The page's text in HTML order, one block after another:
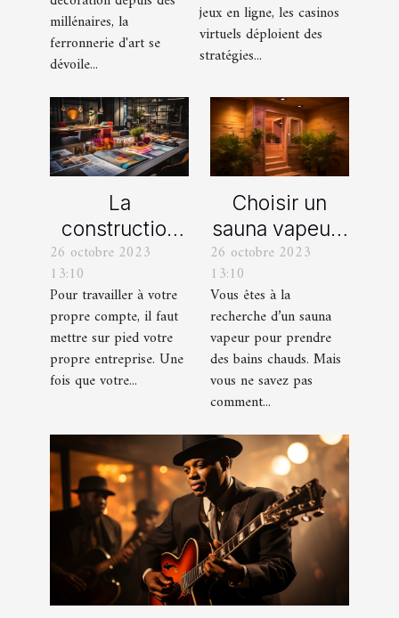
millénaires, la
ferronnerie d'art se
dévoile...
ligne
jeux en ligne, les casinos
virtuels déploient des
stratégies...
La
construction
d’une identité
d’entreprise :
que faut-il en
savoir ?
26 octobre 2023
13:10
Pour travailler à votre
propre compte, il faut
mettre sur pied votre
propre entreprise. Une
fois que votre...
Choisir un
sauna vapeur :
comment s’y
prendre ?
26 octobre 2023
13:10
Vous êtes à la
recherche d’un sauna
vapeur pour prendre
des bains chauds. Mais
vous ne savez pas
comment...